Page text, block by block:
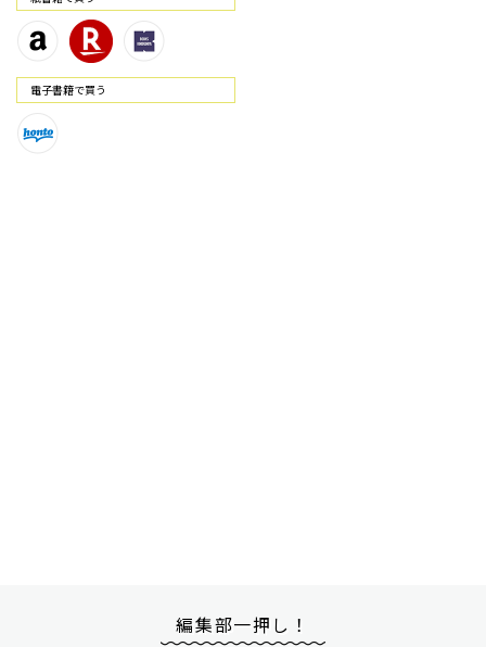
電⼦書籍で買う
編集部一押し！